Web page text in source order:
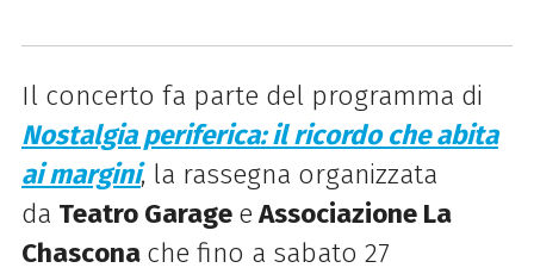
Il concerto fa parte del programma di
Nostalgia periferica:il ricordo che abita
ai margini, la rassegna organizzata
da Teatro Garage eAssociazione La
Chascona che fino a sabato 27